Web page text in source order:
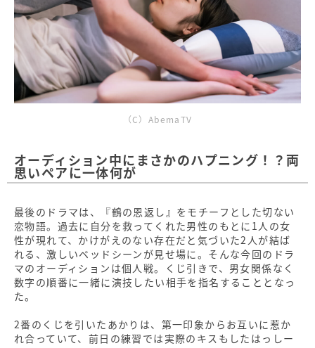
（C）AbemaTV
オーディション中にまさかのハプニング！？両
思いペアに一体何が
最後のドラマは、『鶴の恩返し』をモチーフとした切ない
恋物語。過去に自分を救ってくれた男性のもとに1人の女
性が現れて、かけがえのない存在だと気づいた2人が結ば
れる、激しいベッドシーンが見せ場に。そんな今回のドラ
マのオーディションは個人戦。くじ引きで、男女関係なく
数字の順番に一緒に演技したい相手を指名することとなっ
た。
2番のくじを引いたあかりは、第一印象からお互いに惹か
れ合っていて、前日の練習では実際のキスもしたはっしー